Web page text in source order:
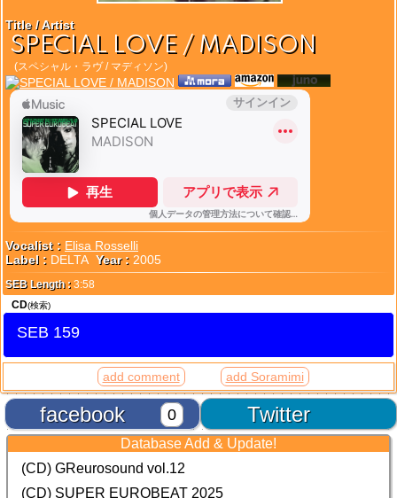
Title / Artist
SPECIAL LOVE / MADISON
(スペシャル・ラヴ / マディソン)
Vocalist : Elisa Rosselli
Label : DELTA Year : 2005
SEB Length : 3:58
CD(検索)
SEB 159
add comment add Soramimi
Twitter
facebook 0
Database Add & Update!
(CD) GReurosound vol.12
(CD) SUPER EUROBEAT 2025